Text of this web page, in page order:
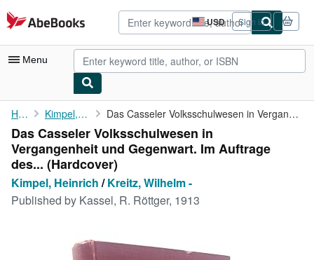
Skip to main content
AbeBooks.com USD
Site
shopping
preferences
Sign in
Menu
My Account
My Purchases
Advanced Search
Browse Collections
Home Kimpel, Heinrich Das Casseler Volksschulwesen in Vergangenheit und Gegenwart. Im ...
Das Casseler Volksschulwesen in
Vergangenheit und Gegenwart. Im Auftrage
des... (Hardcover)
Kimpel, Heinrich /Kreitz, Wilhelm -
Published by Kassel, R. Röttger, 1913